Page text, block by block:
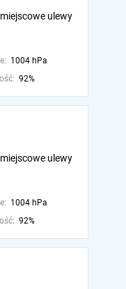
ulewy
1004 hPa
92%
ulewy
1004 hPa
92%